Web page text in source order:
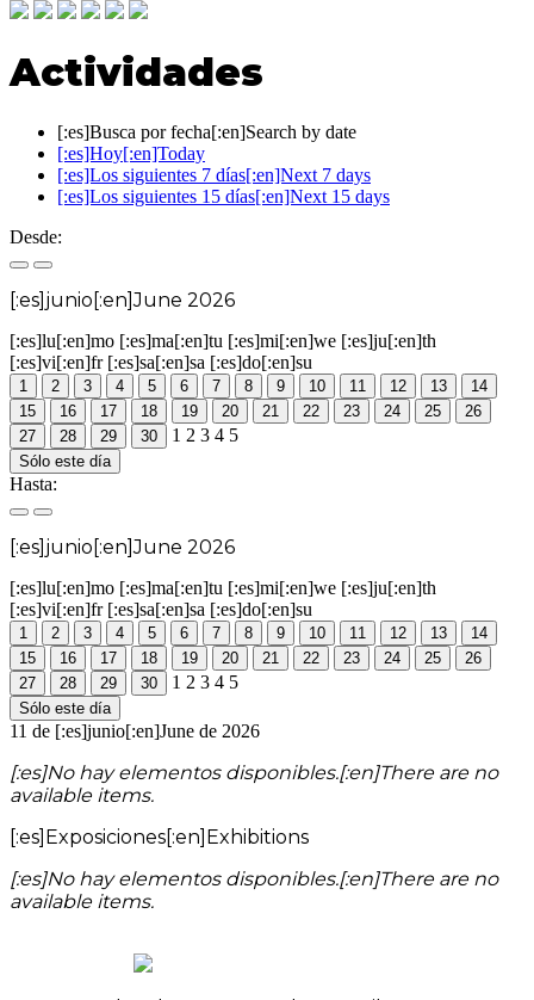
Actividades
[:es]Busca por fecha[:en]Search by date
[:es]Hoy[:en]Today
[:es]Los siguientes 7 días[:en]Next 7 days
[:es]Los siguientes 15 días[:en]Next 15 days
Desde:
[:es]junio[:en]June 2026
[:es]lu[:en]mo [:es]ma[:en]tu [:es]mi[:en]we [:es]ju[:en]th
[:es]vi[:en]fr [:es]sa[:en]sa [:es]do[:en]su
1 2 3 4 5 6 7 8 9 10 11 12 13
14
15
16 17 18 19 20 21 22 23 24 25
26
27
28 29 30 1 2 3 4 5
Sólo este día
Hasta:
[:es]junio[:en]June 2026
[:es]lu[:en]mo [:es]ma[:en]tu [:es]mi[:en]we [:es]ju[:en]th
[:es]vi[:en]fr [:es]sa[:en]sa [:es]do[:en]su
1 2 3 4 5 6 7 8 9 10 11 12 13
14
15
16 17 18 19 20 21 22 23 24 25
26
27
28 29 30 1 2 3 4 5
Sólo este día
11 de [:es]junio[:en]June de 2026
[:es]No hay elementos disponibles.[:en]There are no
available items.
[:es]Exposiciones[:en]Exhibitions
[:es]No hay elementos disponibles.[:en]There are no
available items.